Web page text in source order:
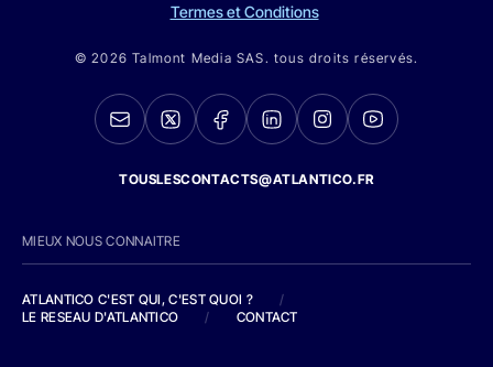
Termes et Conditions
© 2026 Talmont Media SAS. tous droits réservés.
TOUSLESCONTACTS@ATLANTICO.FR
MIEUX NOUS CONNAITRE
ATLANTICO C'EST QUI, C'EST QUOI ?
/
LE RESEAU D'ATLANTICO
/ CONTACT